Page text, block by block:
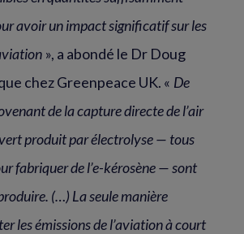
avoir un impact significatif sur les
», a abondé le Dr Doug
chez Greenpeace UK. « De
de la capture directe de l’air
produit par électrolyse — tous
fabriquer de l’e-kérosène — sont
(…) La seule manière
les émissions de l’aviation à court